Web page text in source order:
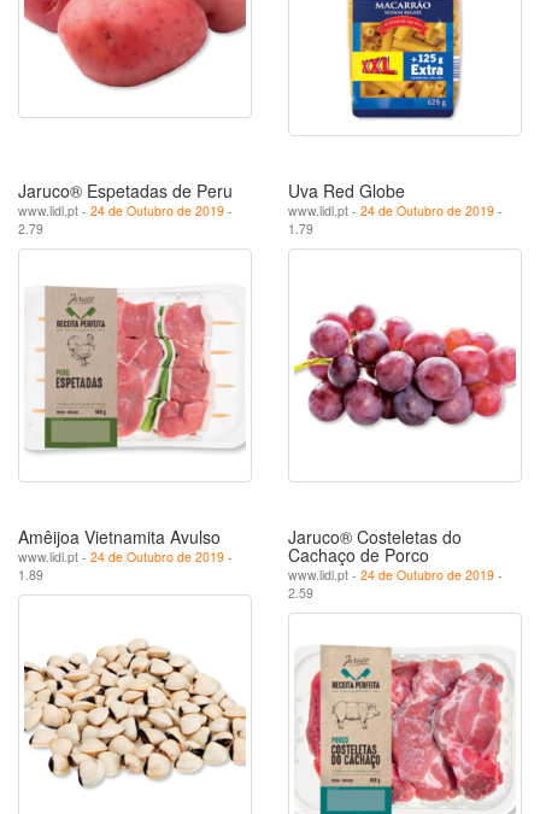
Jaruco® Espetadas de Peru
www.lidl.pt - 24 de Outubro de 2019 -
2.79
Uva Red Globe
www.lidl.pt - 24 de Outubro de 2019 -
1.79
Amêijoa Vietnamita Avulso
www.lidl.pt - 24 de Outubro de 2019 -
1.89
Jaruco® Costeletas do
Cachaço de Porco
www.lidl.pt - 24 de Outubro de 2019 -
2.59